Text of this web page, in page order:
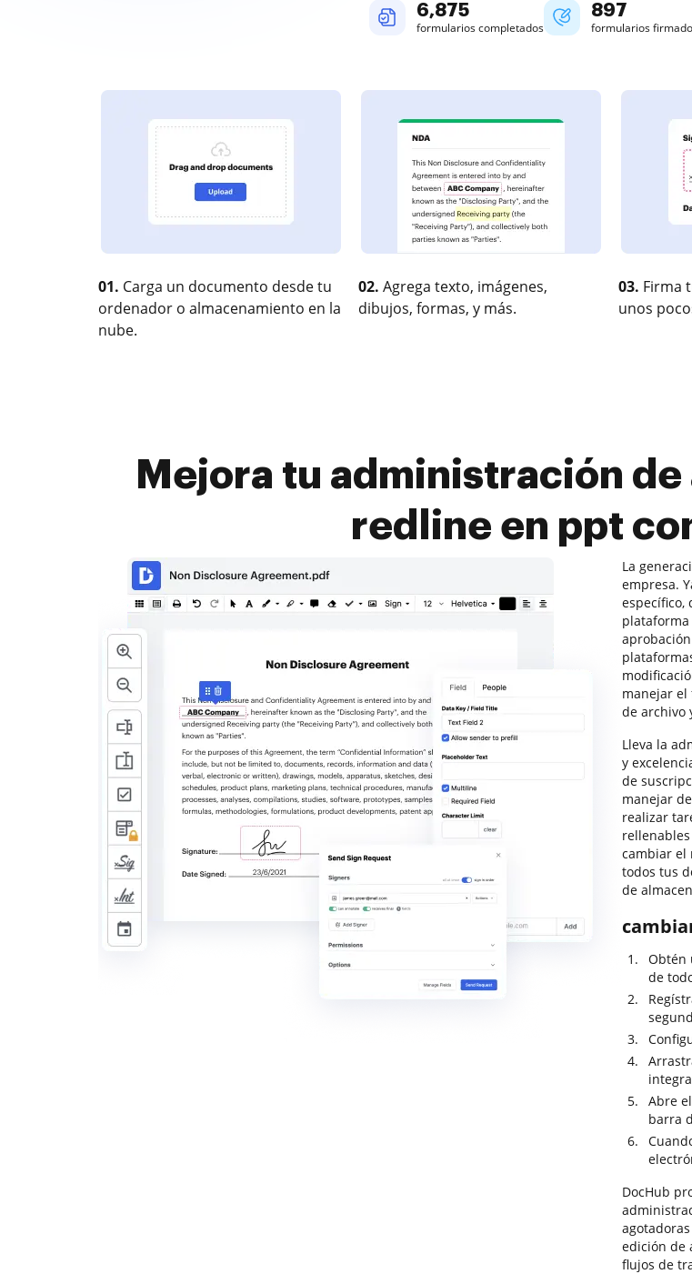
6,876
formularios completados
897
formularios
01. Carga un documento desde tu
ordenador o almacenamiento en la
nube.
02. Agrega texto, imágenes,
dibujos, formas, y más.
03. Firma
unos
Mejora tu administración de
redline en ppt
La
empresa.
específico,
manejar
de archivo
Lleva la
y
de
manejar
realizar
cambiar el
todos tus
de
Obtén
de
Abre
barra
DocHub
edición de
flujos de